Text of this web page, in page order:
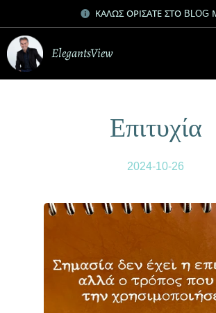
ΚΑΛΩΣ ΟΡΙΣΑΤΕ ΣΤΟ BLOG
ElegantsView
Επιτυχία
2024-10-26